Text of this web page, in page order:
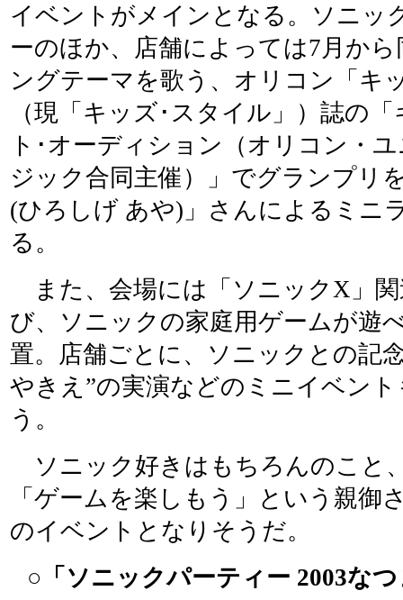
イベントがメインとなる。ソニッ
ーのほか、店舗によっては7月か
ングテーマを歌う、オリコン「キ
（現「キッズ･スタイル」）誌の
ト･オーディション（オリコン・
ジック合同主催）」でグランプリ
(ひろしげ あや)」さんによるミニ
る。
また、会場には「ソニックX」
び、ソニックの家庭用ゲームが遊
置。店舗ごとに、ソニックとの記
やきえ”の実演などのミニイベン
う。
ソニック好きはもちろんのこと
「ゲームを楽しもう」という親御
のイベントとなりそうだ。
○「ソニックパーティー 2003な